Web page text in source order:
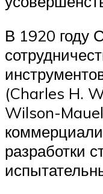
В 1920 году
(Charles H.
Wilson-
разработки